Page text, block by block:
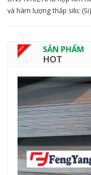
và hàm lượng thấp silic
SẢN PHẨM
HOT